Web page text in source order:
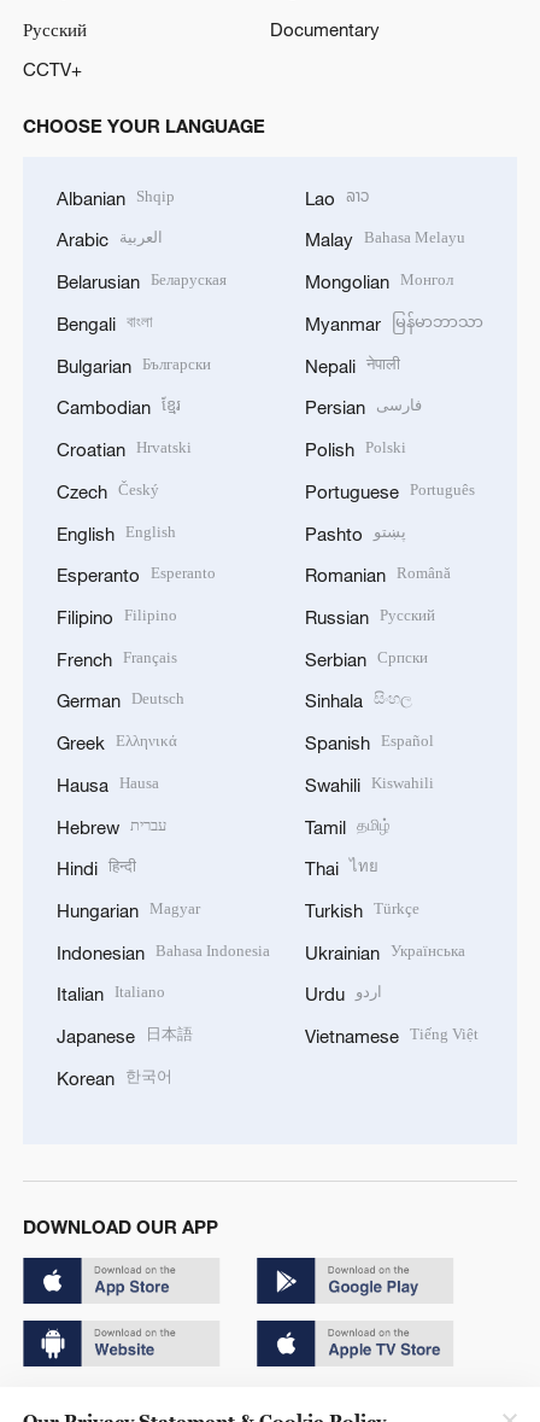
Русский
Documentary
CCTV+
CHOOSE YOUR LANGUAGE
Albanian Shqip
Arabic العربية
Belarusian Беларуская
Bengali বাংলা
Bulgarian Български
Cambodian ខ្មែរ
Croatian Hrvatski
Czech Český
English English
Esperanto Esperanto
Filipino Filipino
French Français
German Deutsch
Greek Ελληνικά
Hausa Hausa
Hebrew עברית
Hindi हिन्दी
Hungarian Magyar
Indonesian Bahasa Indonesia
Italian Italiano
Japanese 日本語
Korean 한국어
Lao ລາວ
Malay Bahasa Melayu
Mongolian Монгол
Myanmar မြန်မာဘာသာ
Nepali नेपाली
Persian فارسی
Polish Polski
Portuguese Português
Pashto پښتو
Romanian Română
Russian Русский
Serbian Српски
Sinhala සිංහල
Spanish Español
Swahili Kiswahili
Tamil தமிழ்
Thai ไทย
Turkish Türkçe
Ukrainian Українська
Urdu اردو
Vietnamese Tiếng Việt
DOWNLOAD OUR APP